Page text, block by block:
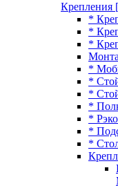
Крепления
*
*
*
*
*
*
*
*
*
*